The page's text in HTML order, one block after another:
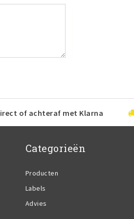
of achteraf met Klarna
Categorieën
Producten
Labels
Advies